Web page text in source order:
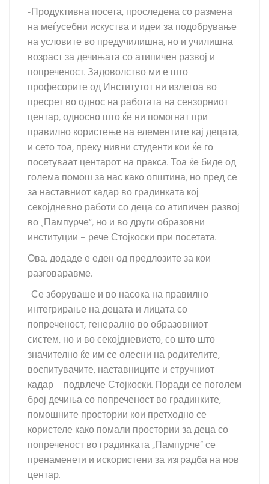
-Продуктивна посета, проследена со размена
на меѓусебни искуства и идеи за подобрување
на условите во предучилишна, но и училишна
возраст за дечињата со атипичен развој и
попреченост. Задоволство ми е што
професорите од Институтот ни излегоа во
пресрет во однос на работата на сензорниот
центар, односно што ќе ни помогнат при
правилно користење на елементите кај децата,
и сето тоа, преку нивни студенти кои ќе го
посетуваат центарот на пракса. Тоа ќе биде од
голема помош за нас како општина, но пред се
за наставниот кадар во градинката кој
секојдневно работи со деца со атипичен развој
во „Пампурче“, но и во други образовни
институции – рече Стојкоски при посетата.
Ова, додаде е еден од предлозите за кои
разговаравме.
-Се зборуваше и во насока на правилно
интегрирање на децата и лицата со
попреченост, генерално во образовниот
систем, но и во секојдневието, со што што
значително ќе им се олесни на родителите,
воспитувачите, наставниците и стручниот
кадар – подвлече Стојкоски. Поради се поголем
број дечиња со попреченост во градинките,
помошните простории кои претходно се
користеле како помали простории за деца со
попреченост во градинката „Пампурче“ се
пренаменети и искористени за изградба на нов
центар.